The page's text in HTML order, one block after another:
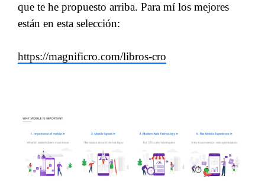
que te he propuesto arriba. Para mí los mejores
están en esta selección:
https://magnificro.com/libros-cro